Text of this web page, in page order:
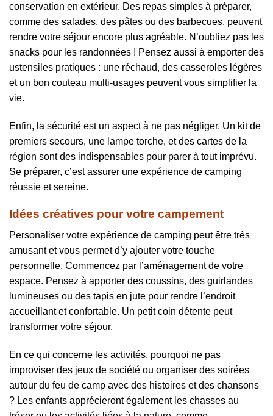
conservation en extérieur. Des repas simples à préparer,
comme des salades, des pâtes ou des barbecues, peuvent
rendre votre séjour encore plus agréable. N’oubliez pas les
snacks pour les randonnées ! Pensez aussi à emporter des
ustensiles pratiques : une réchaud, des casseroles légères
et un bon couteau multi-usages peuvent vous simplifier la
vie.
Enfin, la sécurité est un aspect à ne pas négliger. Un kit de
premiers secours, une lampe torche, et des cartes de la
région sont des indispensables pour parer à tout imprévu.
Se préparer, c’est assurer une expérience de camping
réussie et sereine.
Idées créatives pour votre campement
Personaliser votre expérience de camping peut être très
amusant et vous permet d’y ajouter votre touche
personnelle. Commencez par l’aménagement de votre
espace. Pensez à apporter des coussins, des guirlandes
lumineuses ou des tapis en jute pour rendre l’endroit
accueillant et confortable. Un petit coin détente peut
transformer votre séjour.
En ce qui concerne les activités, pourquoi ne pas
improviser des jeux de société ou organiser des soirées
autour du feu de camp avec des histoires et des chansons
? Les enfants apprécieront également les chasses au